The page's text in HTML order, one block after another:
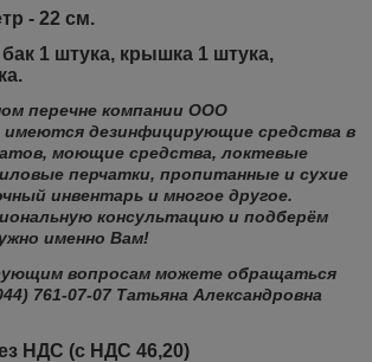
- 22 см.
бак 1 штука, крышка 1 штука,
перечне компании ООО
дезинфицирующие средства в
моющие средства, локтевые
перчатки, пропитанные и сухие
инвентарь и многое другое.
консультацию и подберём
именно Вам!
вопросам можете обращаться
761-07-07 Татьяна Александровна
НДС (с НДС 46,20)